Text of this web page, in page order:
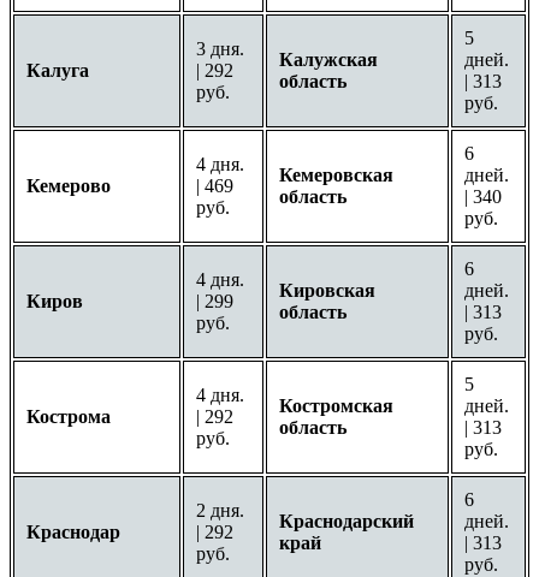
Калуга
3 дня.
| 292
руб.
Калужская
область
5
дней.
| 313
руб.
Кемерово
4 дня.
| 469
руб.
Кемеровская
область
6
дней.
| 340
руб.
Киров
4 дня.
| 299
руб.
Кировская
область
6
дней.
| 313
руб.
Кострома
4 дня.
| 292
руб.
Костромская
область
5
дней.
| 313
руб.
Краснодар
2 дня.
| 292
руб.
Краснодарский
край
6
дней.
| 313
руб.